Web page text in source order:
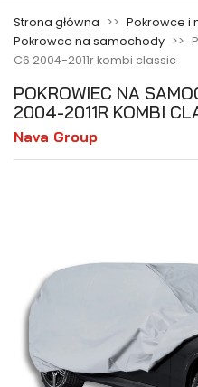
Strona główna
Pokrowce i
Pokrowce na samochody
C6 2004-2011r kombi classic
POKROWIEC NA
2004-2011R KOMBI
Nava Group